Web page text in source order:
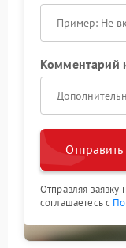
Комментарий
Отправить
Отправляя
соглашаетесь с